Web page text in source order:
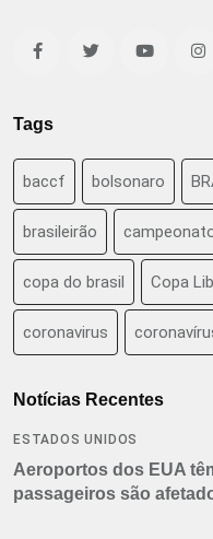
Tags
baccf bolsonaro
brasileirão
copa do brasil Copa
coronavirus
Notícias Recentes
ESTADOS UNIDOS
Aeroportos dos EUA
passageiros são